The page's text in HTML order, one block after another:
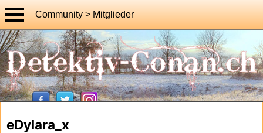
Community > Mitglieder
eDylara_x